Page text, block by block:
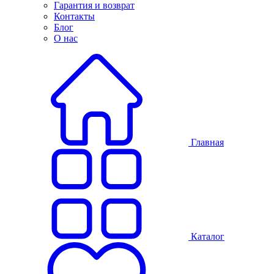
Гарантия и возврат
Контакты
Блог
О нас
Главная
Каталог